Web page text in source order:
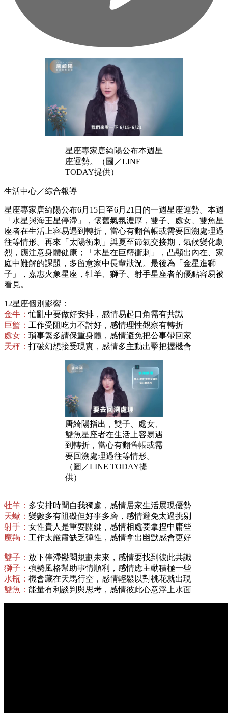
星座專家唐綺陽公布本週星
座運勢。（圖／LINE
TODAY提供）
生活中心／綜合報導
星座專家唐綺陽公布6月15日至6月21日的一週星座運勢。本週
「水星與海王星停滯」，懷舊氣氛濃厚，雙子、處女、雙魚星
座者在生活上容易遇到轉折，當心有翻舊帳或需要回溯處理過
往等情形。再來「太陽衝刺」與夏至節氣交接期，氣候變化劇
烈，應注意身體健康；「木星在巨蟹衝刺」，凸顯出內在、家
庭中難解的課題，多留意家中長輩狀況。最後為「金星進獅
子」，嘉惠火象星座，牡羊、獅子、射手星座者的優點容易被
看見。
12星座個別影響：
金牛：忙亂中要做好安排，感情易起口角需有共識
巨蟹： 工作受阻吃力不討好，感情理性觀察有轉折
處女： 瑣事繁多請保重身體，感情避免把公事帶回家
天秤： 打破幻想接受現實，感情多主動出擊把握機會
唐綺陽指出，雙子、處女、
雙魚星座者在生活上容易遇
到轉折，當心有翻舊帳或需
要回溯處理過往等情形。
（圖／LINE TODAY提
供）
牡羊： 多安排時間自我獨處，感情居家生活展現優勢
天蠍： 變數多有阻礙但好事多磨，感情避免太過挑剔
射手： 女性貴人是重要關鍵，感情相處要拿捏中庸些
魔羯： 工作太嚴肅缺乏彈性，感情拿出幽默感會更好
雙子： 放下停滯鬱悶規劃未來，感情要找到彼此共識
獅子： 強勢風格幫助事情順利，感情應主動積極一些
水瓶： 機會藏在天馬行空，感情輕鬆以對桃花就出現
雙魚： 能量有利談判與思考，感情彼此心意浮上水面